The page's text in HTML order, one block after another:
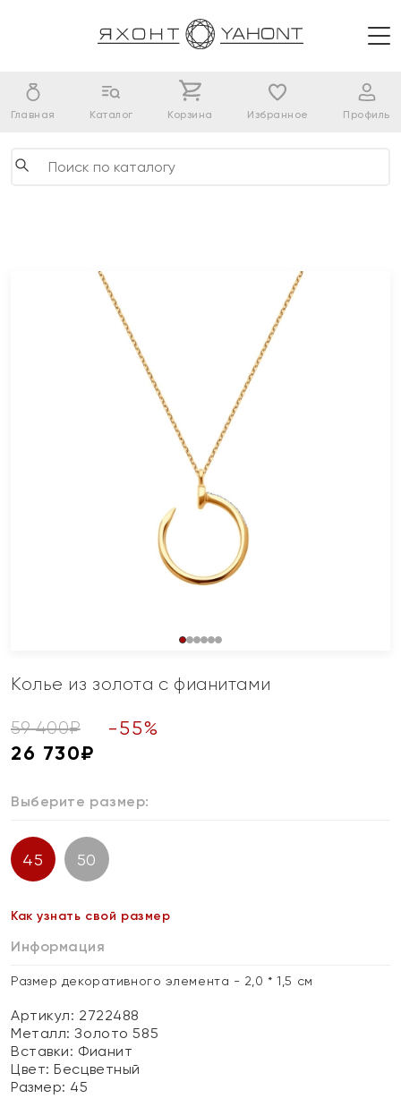
Главная Каталог Корзина Избранное Профиль
Колье из золота с фианитами
59 400₽ -55%
26 730₽
Выберите размер:
45 50
Как узнать свой размер
Информация
Размер декоративного элемента - 2,0 * 1,5 см
Артикул: 2722488
Металл:Золото 585
Вставки: Фианит
Цвет:Бесцветный
Размер: 45